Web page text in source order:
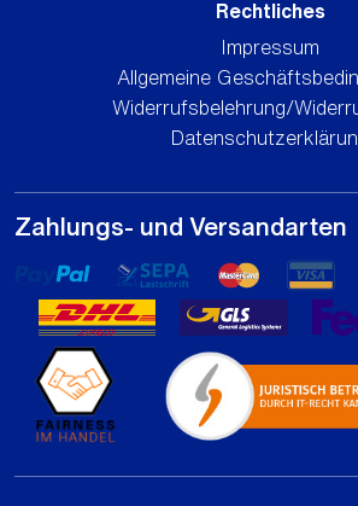
Rechtliches
Impressum
Allgemeine
Widerrufsbelehrung/
Zahlungs- und Versandarten